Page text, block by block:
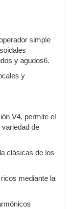
simple
y agudos6.
y
V4, permite el
de
clásicas de los
mediante la